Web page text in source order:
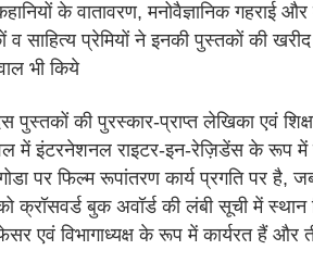
के वातावरण, मनोवैज्ञानिक गहराई
व साहित्य प्रेमियों ने इनकी पुस्तकों की
भी किये
पुस्तकों की पुरस्कार-प्राप्त लेखिका एवं
में इंटरनेशनल राइटर-इन-रेज़िडेंस के रूप में
पर फिल्म रूपांतरण कार्य प्रगति पर है,
क्रॉसवर्ड बुक अवॉर्ड की लंबी सूची में स्थान
एवं विभागाध्यक्ष के रूप में कार्यरत हैं